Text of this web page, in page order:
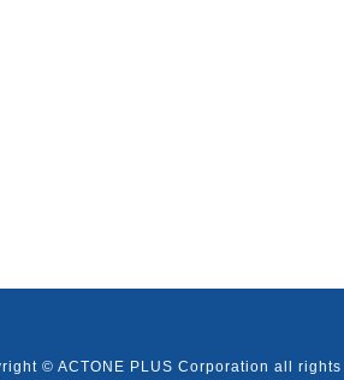
© ACTONE PLUS Corporation all